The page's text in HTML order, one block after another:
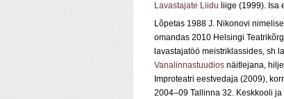
Lavastajate Liidu liige (1999). Isa
Lõpetas 1988 J. Nikonovi
omandas 2010 Helsingi
lavastajatöö meistriklassides, sh
Vanalinnastuudios näitlejana,
Improteatri eestvedaja (2009),
2004–09 Tallinna 32. Keskkooli